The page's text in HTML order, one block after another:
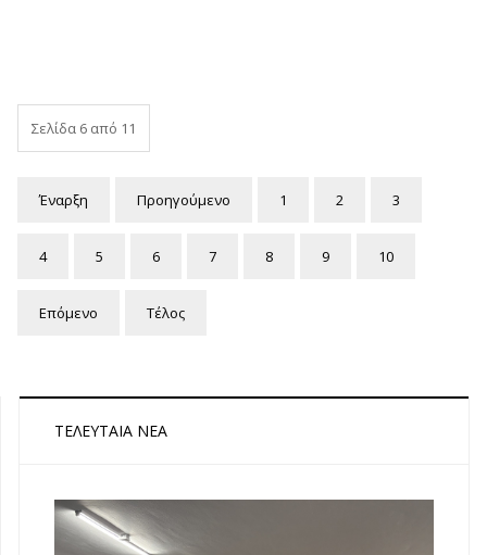
Σελίδα 6 από 11
Έναρξη Προηγούμενο 1 2 3
4 5 6 7 8 9 10
Επόμενο Τέλος
ΤΕΛΕΥΤΑΊΑ ΝΈΑ